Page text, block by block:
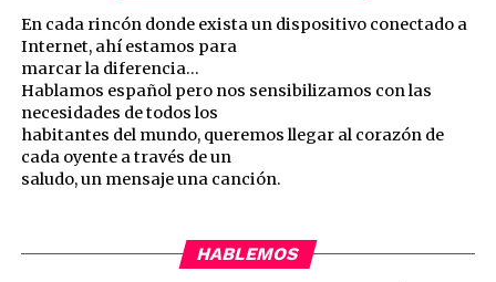
En cada rincón donde exista un dispositivo conectado a
Internet, ahí estamos para
marcar la diferencia…
Hablamos español pero nos sensibilizamos con las
necesidades de todos los
habitantes del mundo, queremos llegar al corazón de
cada oyente a través de un
saludo, un mensaje una canción.
HABLEMOS